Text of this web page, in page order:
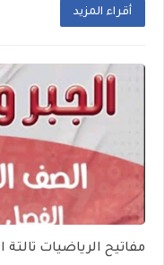
أقراء المزيد
مفاتيح الرياضيات